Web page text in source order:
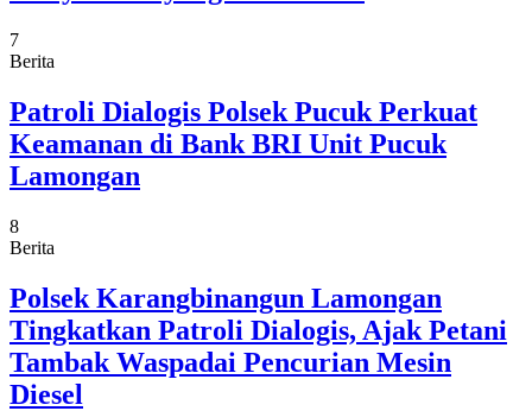
7
Berita
Patroli Dialogis Polsek Pucuk Perkuat
Keamanan di Bank BRI Unit Pucuk
Lamongan
8
Berita
Polsek Karangbinangun Lamongan
Tingkatkan Patroli Dialogis, Ajak Petani
Tambak Waspadai Pencurian Mesin
Diesel